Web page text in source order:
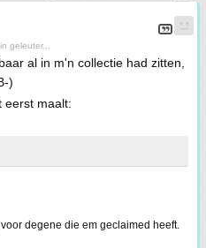
geleuter...
al in m'n collectie had zitten,
eerst maalt:
degene die em geclaimed heeft.